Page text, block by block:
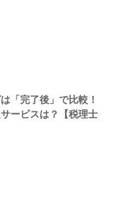
「完了後」で比較！
ービスは？【税理士